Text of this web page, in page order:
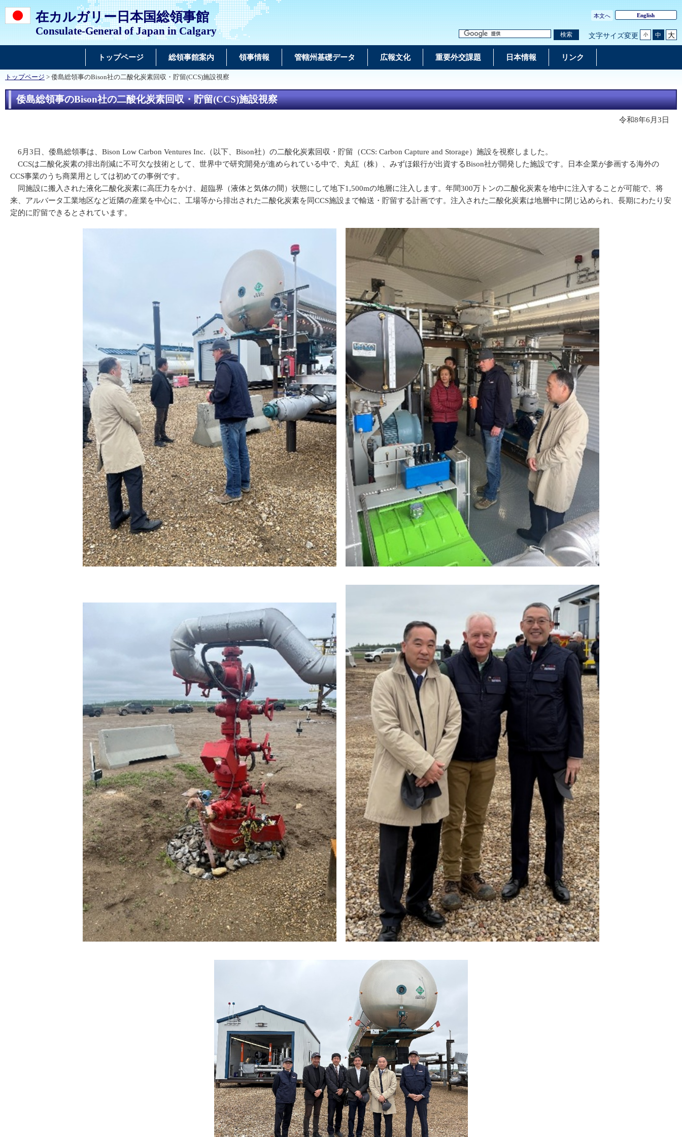
在カルガリー日本国総領事館
Consulate-General of Japan in Calgary
本文へ English
検索 文字サイズ変更 小 中 大
トップページ 総領事館案内 領事情報 管轄州基礎データ 広報文化 重要外交課題 日本情報 リンク
トップページ > 倭島総領事のBison社の二酸化炭素回収・貯留(CCS)施設視察
倭島総領事のBison社の二酸化炭素回収・貯留(CCS)施設視察
令和8年6月3日
6月3日、倭島総領事は、Bison Low Carbon Ventures Inc.（以下、Bison社）の二酸化炭素回収・貯留（CCS: Carbon Capture and Storage）施設を視察しました。
CCSは二酸化炭素の排出削減に不可欠な技術として、世界中で研究開発が進められている中で、丸紅（株）、みずほ銀行が出資するBison社が開発した施設です。日本企業が参画する海外の
CCS事業のうち商業用としては初めての事例です。
同施設に搬入された液化二酸化炭素に高圧力をかけ、超臨界（液体と気体の間）状態にして地下1,500mの地層に注入します。年間300万トンの二酸化炭素を地中に注入することが可能で、将
来、アルバータ工業地区など近隣の産業を中心に、工場等から排出された二酸化炭素を同CCS施設まで輸送・貯留する計画です。注入された二酸化炭素は地層中に閉じ込められ、長期にわたり安
定的に貯留できるとされています。